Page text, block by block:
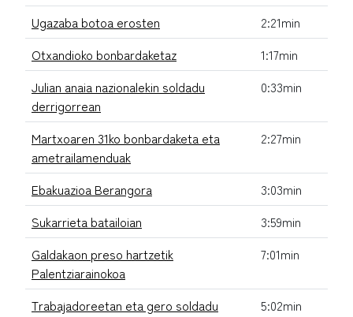
Ugazaba botoa erosten
2:21min
Otxandioko bonbardaketaz
1:17min
Julian anaia nazionalekin soldadu
derrigorrean
0:33min
Martxoaren 31ko bonbardaketa eta
ametrailamenduak
2:27min
Ebakuazioa Berangora
3:03min
Sukarrieta batailoian
3:59min
Galdakaon preso hartzetik
Palentziarainokoa
7:01min
Trabajadoreetan eta gero soldadu
5:02min